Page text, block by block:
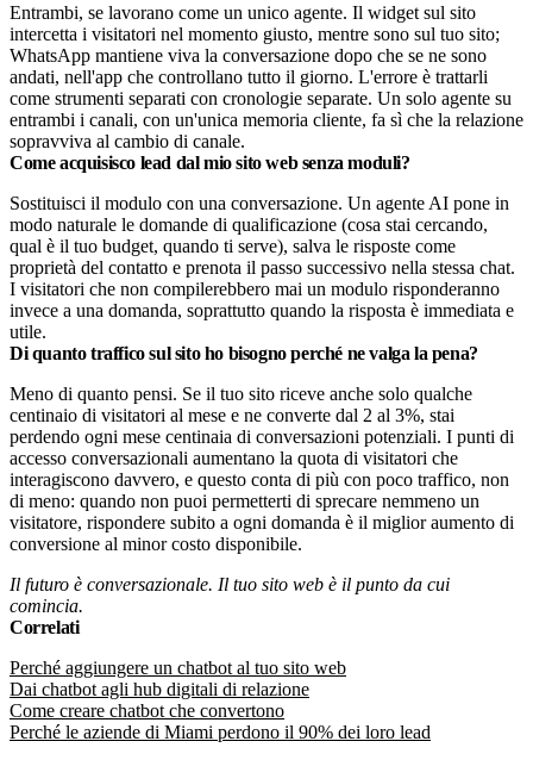
Entrambi, se lavorano come un unico agente. Il widget sul sito
intercetta i visitatori nel momento giusto, mentre sono sul tuo sito;
WhatsApp mantiene viva la conversazione dopo che se ne sono
andati, nell'app che controllano tutto il giorno. L'errore è trattarli
come strumenti separati con cronologie separate. Un solo agente su
entrambi i canali, con un'unica memoria cliente, fa sì che la relazione
sopravviva al cambio di canale.
Come acquisisco lead dal mio sito web senza moduli?
Sostituisci il modulo con una conversazione. Un agente AI pone in
modo naturale le domande di qualificazione (cosa stai cercando,
qual è il tuo budget, quando ti serve), salva le risposte come
proprietà del contatto e prenota il passo successivo nella stessa chat.
I visitatori che non compilerebbero mai un modulo risponderanno
invece a una domanda, soprattutto quando la risposta è immediata e
utile.
Di quanto traffico sul sito ho bisogno perché ne valga la pena?
Meno di quanto pensi. Se il tuo sito riceve anche solo qualche
centinaio di visitatori al mese e ne converte dal 2 al 3%, stai
perdendo ogni mese centinaia di conversazioni potenziali. I punti di
accesso conversazionali aumentano la quota di visitatori che
interagiscono davvero, e questo conta di più con poco traffico, non
di meno: quando non puoi permetterti di sprecare nemmeno un
visitatore, rispondere subito a ogni domanda è il miglior aumento di
conversione al minor costo disponibile.
Il futuro è conversazionale. Il tuo sito web è il punto da cui
comincia.
Correlati
Perché aggiungere un chatbot al tuo sito web
Dai chatbot agli hub digitali di relazione
Come creare chatbot che convertono
Perché le aziende di Miami perdono il 90% dei loro lead